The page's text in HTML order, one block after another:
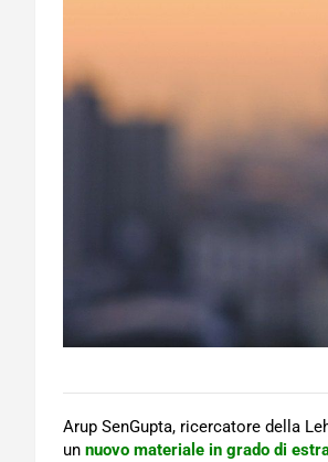
Arup SenGupta, ricercatore della
un nuovo materiale in grado di